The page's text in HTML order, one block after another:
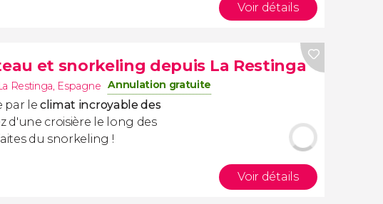
Voir détails
et snorkeling depuis La Restinga
Restinga, Espagne Annulation gratuite
par leclimat incroyable des
d'une croisière le long des
du snorkeling !
Voir détails